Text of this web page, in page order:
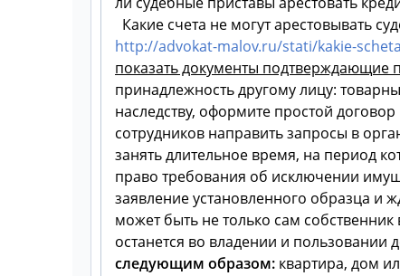
Какие счета не могут арестовывать
http://advokat-malov.ru/stati/kakie-
показать документы подтверждающие
принадлежность другому лицу:
наследству, оформите простой
сотрудников направить запросы в
занять длительное время, на период
право требования об исключении
заявление установленного образца и
может быть не только сам
останется во владении и
следующим образом: квартира, дом